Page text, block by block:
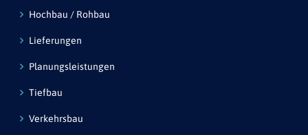
Hochbau / Rohbau
Lieferungen
Planungsleistungen
Tiefbau
Verkehrsbau